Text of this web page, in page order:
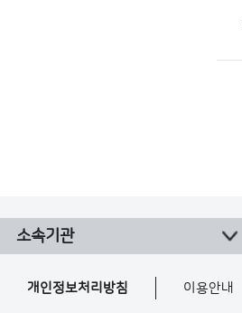
소속기관
개인정보처리방침 이용안내